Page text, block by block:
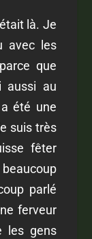
là. Je
avec les
que
aussi au
été une
suis très
fêter
parlé
ferveur
les gens